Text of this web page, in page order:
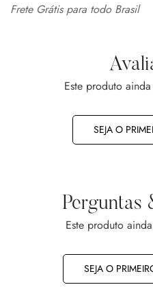
Frete Grátis para todo Brasil
Este produto
SEJA O
Perguntas
Este produto
SEJA O